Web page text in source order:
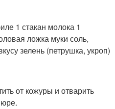
1 стакан молока 1
ложка муки соль,
зелень (петрушка, укроп)
от кожуры и отварить